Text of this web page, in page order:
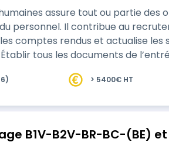
assure tout ou partie des
Il contribue au recrutement ,
comptes rendus et actualise les
tous les documents de
les bulletins de paie. Renseigner
> 5400€ HT
B1V-B2V-BR-BC-(BE)